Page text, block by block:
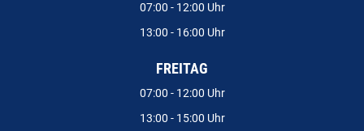
07:00 - 12:00 Uhr
13:00 - 16:00 Uhr
FREITAG
07:00 - 12:00 Uhr
13:00 - 15:00 Uhr